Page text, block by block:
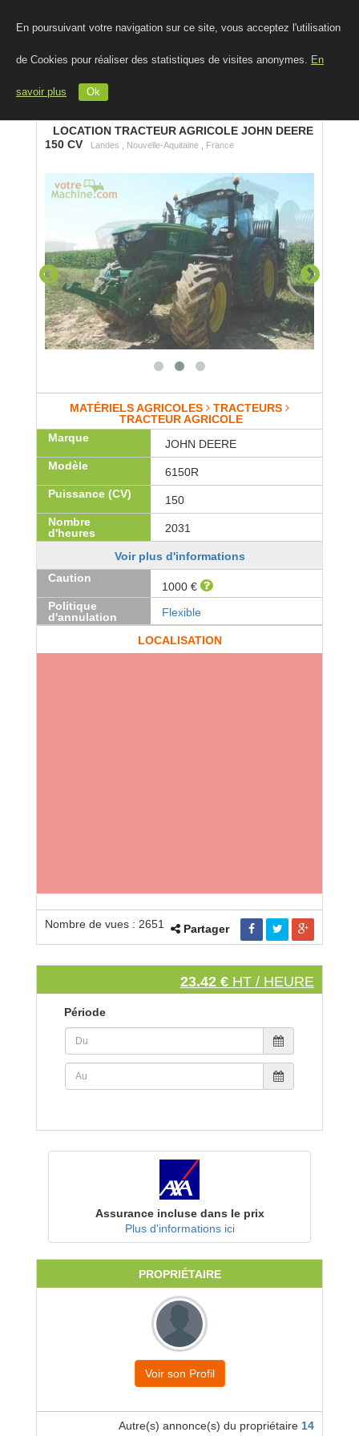
En poursuivant votre navigation sur ce site, vous acceptez l'utilisation
de Cookies pour réaliser des statistiques de visites anonymes. En
savoir plus Ok
LOCATION TRACTEUR AGRICOLE JOHN DEERE
150 CV
Landes , Nouvelle-Aquitaine , France
MATÉRIELS AGRICOLES
TRACTEURS
TRACTEUR AGRICOLE
Marque
JOHN DEERE
Modèle
6150R
Puissance (CV)
150
Nombre
d'heures
2031
Voir plus d'informations
Caution
1000 €
Politique
d'annulation
Flexible
LOCALISATION
Nombre de vues : 2651 Partager
23.42 € HT / HEURE
Période
Assurance incluse dans le prix
Plus d'informations ici
PROPRIÉTAIRE
Voir son Profil
Autre(s) annonce(s) du propriétaire 14